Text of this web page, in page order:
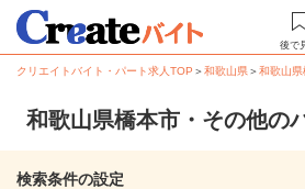
後で
クリエイトバイト・パート求人TOP ＞和歌山県＞和歌山県
和歌山県橋本市・その他の
検索条件の設定